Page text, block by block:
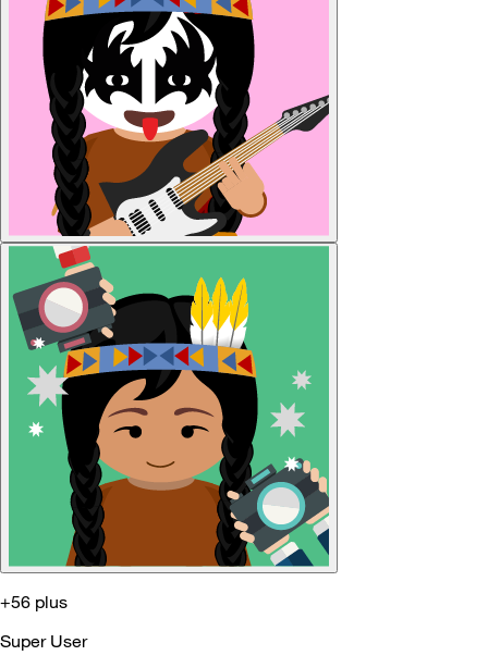
+56 plus
Super User